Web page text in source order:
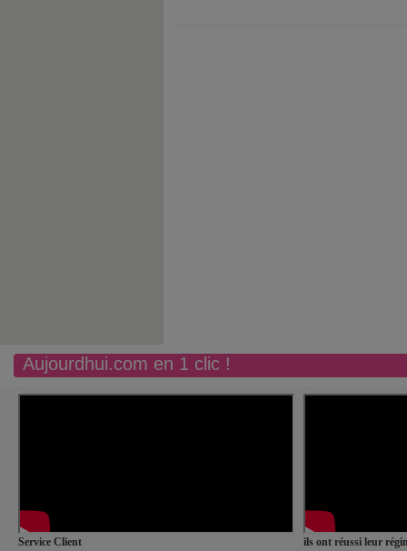
Aujourdhui.com en 1 clic !
Service Client
ils ont réussi leur